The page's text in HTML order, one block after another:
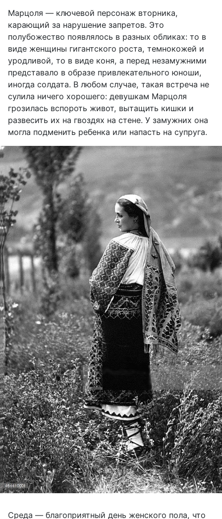
Марцоля — ключевой персонаж вторника,
карающий за нарушение запретов. Это
полубожество появлялось в разных обликах: то в
виде женщины гигантского роста, темнокожей и
уродливой, то в виде коня, а перед незамужними
представало в образе привлекательного юноши,
иногда солдата. В любом случае, такая встреча не
сулила ничего хорошего: девушкам Марцоля
грозилась вспороть живот, вытащить кишки и
развесить их на гвоздях на стене. У замужних она
могла подменить ребенка или напасть на супруга.
Среда — благоприятный день женского пола, что